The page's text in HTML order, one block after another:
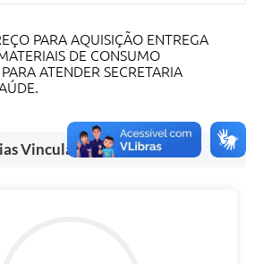
PARA AQUISIÇÃO ENTREGA
DE CONSUMO
ATENDER SECRETARIA
Vinculadas